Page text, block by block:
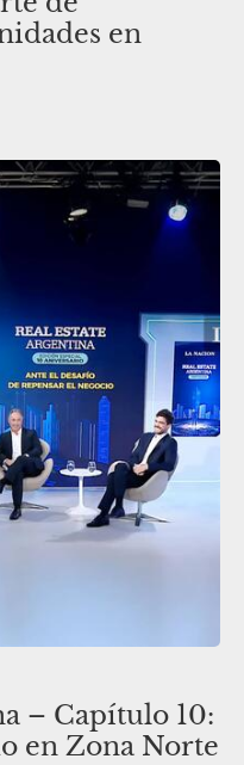
en
– Capítulo 10:
en Zona Norte